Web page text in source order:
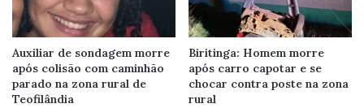
Auxiliar de sondagem morre
após colisão com caminhão
parado na zona rural de
Teofilândia
Biritinga: Homem morre
após carro capotar e se
chocar contra poste na zona
rural